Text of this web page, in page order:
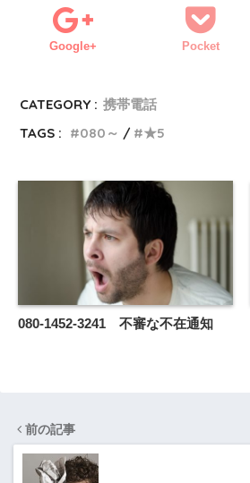
Google+ Pocket
CATEGORY : 携帯電話
TAGS :
080～ ★5
080-1452-3241 不審な不在通知
前の記事